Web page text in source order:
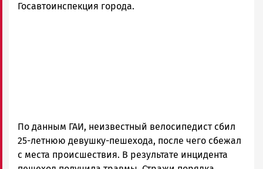
Госавтоинспекция города.
По данным ГАИ, неизвестный велосипедист сбил
25-летнюю девушку-пешехода, после чего сбежал
с места происшествия. В результате инцидента